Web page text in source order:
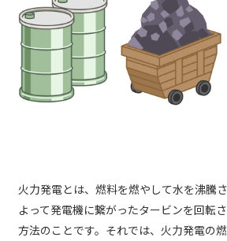
火力発電とは、燃料を燃やして水を沸騰
よって発電機に繋がったタービンを回転
方法のことです。それでは、火力発電の